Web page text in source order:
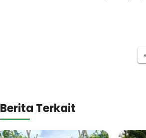
Berita Terkait